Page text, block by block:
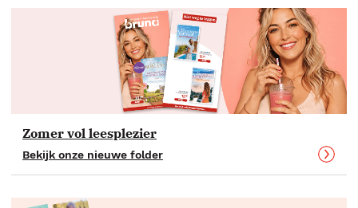
Zomer vol leesplezier
Bekijk onze nieuwe folder